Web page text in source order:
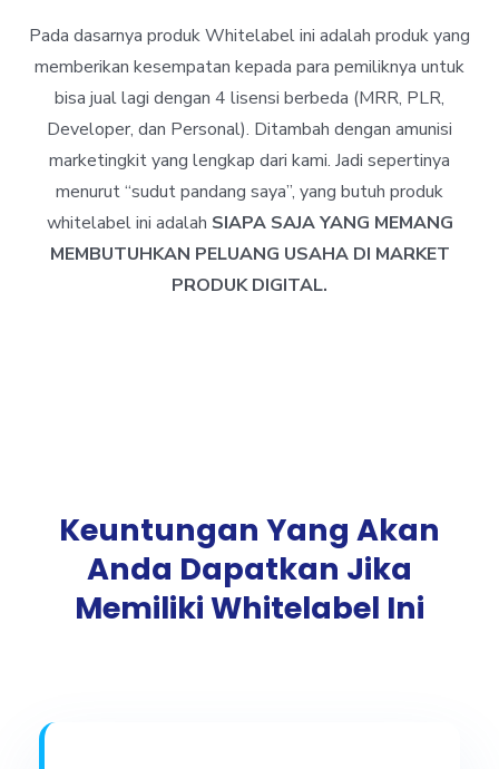
Pada dasarnya produk Whitelabel ini adalah produk yang
memberikan kesempatan kepada para pemiliknya untuk
bisa jual lagi dengan 4 lisensi berbeda (MRR, PLR,
Developer, dan Personal). Ditambah dengan amunisi
marketingkit yang lengkap dari kami. Jadi sepertinya
menurut “sudut pandang saya”, yang butuh produk
whitelabel ini adalah SIAPA SAJA YANG MEMANG
MEMBUTUHKAN PELUANG USAHA DI MARKET
PRODUK DIGITAL.
Keuntungan Yang Akan
Anda Dapatkan Jika
Memiliki Whitelabel Ini